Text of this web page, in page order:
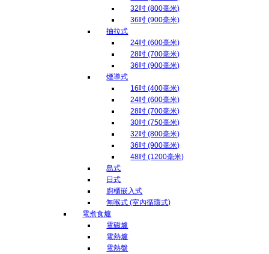
32吋 (800毫米)
36吋 (900毫米)
抽拉式
24吋 (600毫米)
28吋 (700毫米)
36吋 (900毫米)
煙導式
16吋 (400毫米)
24吋 (600毫米)
28吋 (700毫米)
30吋 (750毫米)
32吋 (800毫米)
36吋 (900毫米)
48吋 (1200毫米)
島式
日式
廚櫃嵌入式
無喉式 (室內循環式)
電煮食爐
電磁爐
電熱爐
電熱盤